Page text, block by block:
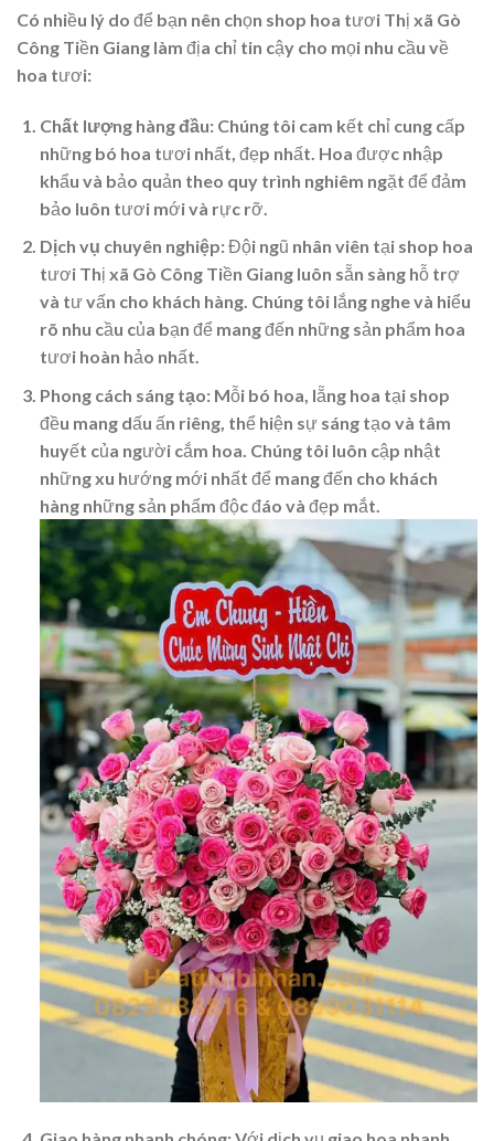
Có nhiều lý do để bạn nên chọn shop hoa tươi Thị xã Gò
Công Tiền Giang làm địa chỉ tin cậy cho mọi nhu cầu về
hoa tươi:
Chất lượng hàng đầu:Chúng tôi cam kết chỉ cung cấp
những bó hoa tươi nhất, đẹp nhất. Hoa được nhập
khẩu và bảo quản theo quy trình nghiêm ngặt để đảm
bảo luôn tươi mới và rực rỡ.
Dịch vụ chuyên nghiệp:Đội ngũ nhân viên tại shop hoa
tươi Thị xã Gò Công Tiền Giang luôn sẵn sàng hỗ trợ
và tư vấn cho khách hàng. Chúng tôi lắng nghe và hiểu
rõ nhu cầu của bạn để mang đến những sản phẩm hoa
tươi hoàn hảo nhất.
Phong cách sáng tạo:Mỗi bó hoa, lẵng hoa tại shop
đều mang dấu ấn riêng, thể hiện sự sáng tạo và tâm
huyết của người cắm hoa. Chúng tôi luôn cập nhật
những xu hướng mới nhất để mang đến cho khách
hàng những sản phẩm độc đáo và đẹp mắt.